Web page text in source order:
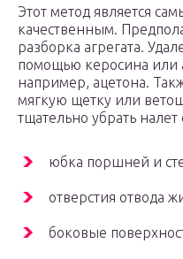
Этот метод является
качественным.
разборка агрегата.
помощью керосина или
например, ацетона.
мягкую щетку или
тщательно убрать
юбка поршней и
отверстия отвода
боковые